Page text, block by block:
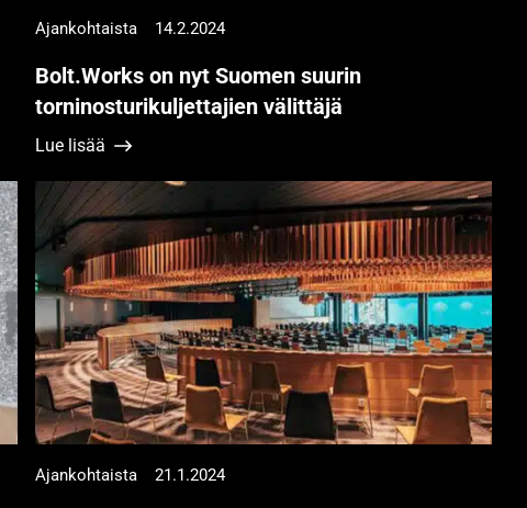
Ajankohtaista 14.2.2024
Bolt.Works on nyt Suomen suurin
torninosturikuljettajien välittäjä
Lue lisää
Ajankohtaista 21.1.2024